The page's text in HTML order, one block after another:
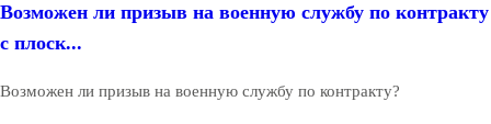
Возможен ли призыв на военную службу по контракту
с плоск...
Возможен ли призыв на военную службу по контракту?